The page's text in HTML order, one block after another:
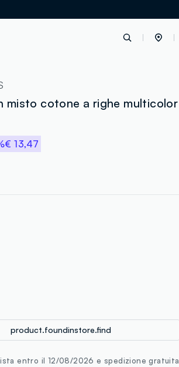
misto cotone a righe multicolor
€ 13,47
product.foundinstore.find
entro il 12/08/2026 e spedizione gratuita